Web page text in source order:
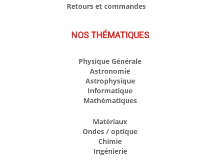
Retours et commandes
NOS THÉMATIQUES
Physique Générale
Astronomie
Astrophysique
Informatique
Mathématiques
Matériaux
Ondes / optique
Chimie
Ingénierie